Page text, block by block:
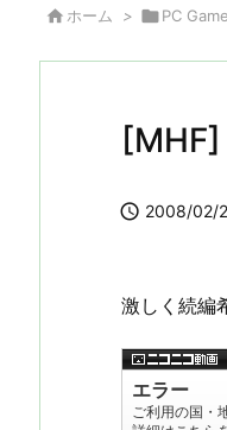
 ホーム > PC
 2008/02/
激しく続編